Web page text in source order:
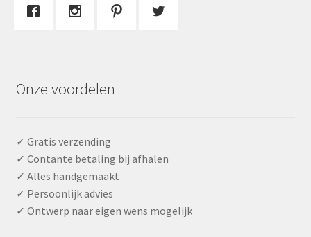
Onze voordelen
✓ Gratis verzending
✓ Contante betaling bij afhalen
✓ Alles handgemaakt
✓ Persoonlijk advies
✓ Ontwerp naar eigen wens mogelijk